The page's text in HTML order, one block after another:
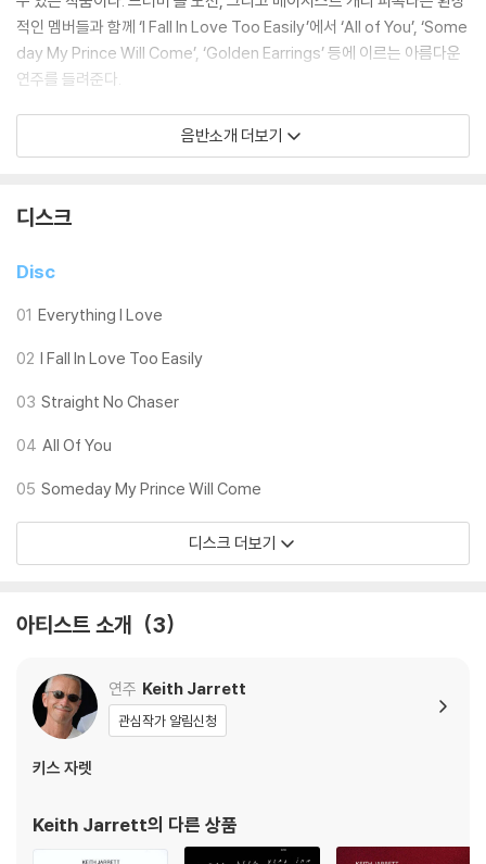
적인 멤버들과 함께 ‘I Fall In Love Too Easily’에서 ‘All of You’, ‘Some
day My Prince Will Come’, ‘Golden Earrings’ 등에 이르는 아름다운
연주를 들려준다.
#ECM #KeithJarrett #PaulMotian #GaryPeacock #키스재럿 #
피아노트리오 #JAZZ
음반소개 더보기
디스크
Disc
01 Everything I Love
02 I Fall In Love Too Easily
03 Straight No Chaser
04 All Of You
05 Someday My Prince Will Come
디스크 더보기
아티스트 소개 3
연주 Keith Jarrett
관심작가 알림신청
키스 자렛
Keith Jarrett의 다른 상품